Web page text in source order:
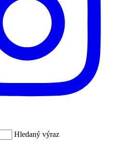
Hledaný výraz